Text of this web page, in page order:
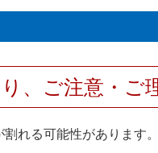
、ご注意・ご
れる可能性があります。